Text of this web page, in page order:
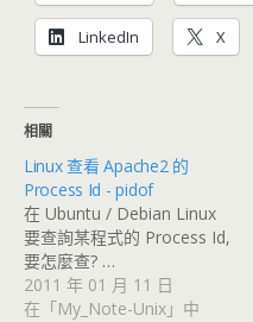
LinkedIn X
相關
Linux 查看 Apache2 的
Process Id - pidof
在 Ubuntu / Debian Linux
要查詢某程式的 Process Id,
要怎麼查? …
2011 年 01 月 11 日
在「My_Note-Unix」中